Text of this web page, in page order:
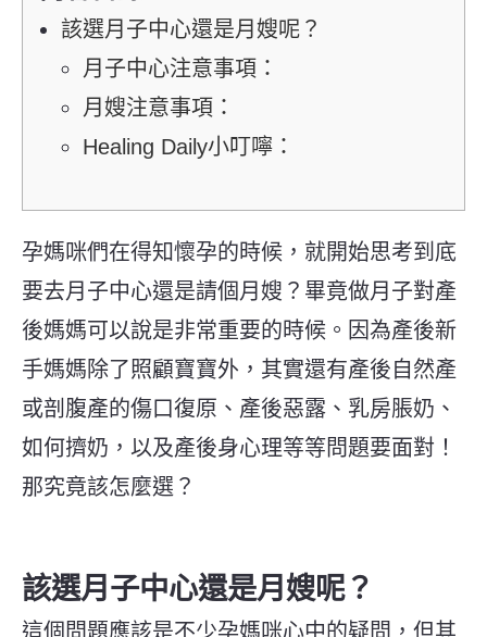
該選月子中心還是月嫂呢？
月子中心注意事項：
月嫂注意事項：
Healing Daily小叮嚀：
孕媽咪們在得知懷孕的時候，就開始思考到底
要去月子中心還是請個月嫂？畢竟做月子對產
後媽媽可以說是非常重要的時候。因為產後新
手媽媽除了照顧寶寶外，其實還有產後自然產
或剖腹產的傷口復原、產後惡露、乳房脹奶、
如何擠奶，以及產後身心理等等問題要面對！
那究竟該怎麼選？
該選月子中心還是月嫂呢？
這個問題應該是不少孕媽咪心中的疑問，但其